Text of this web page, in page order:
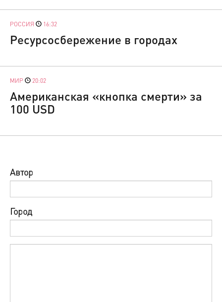
РОССИЯ 16:32
Ресурсосбережение в городах
МИР 20:02
Американская «кнопка смерти» за
100 USD
Автор
Город